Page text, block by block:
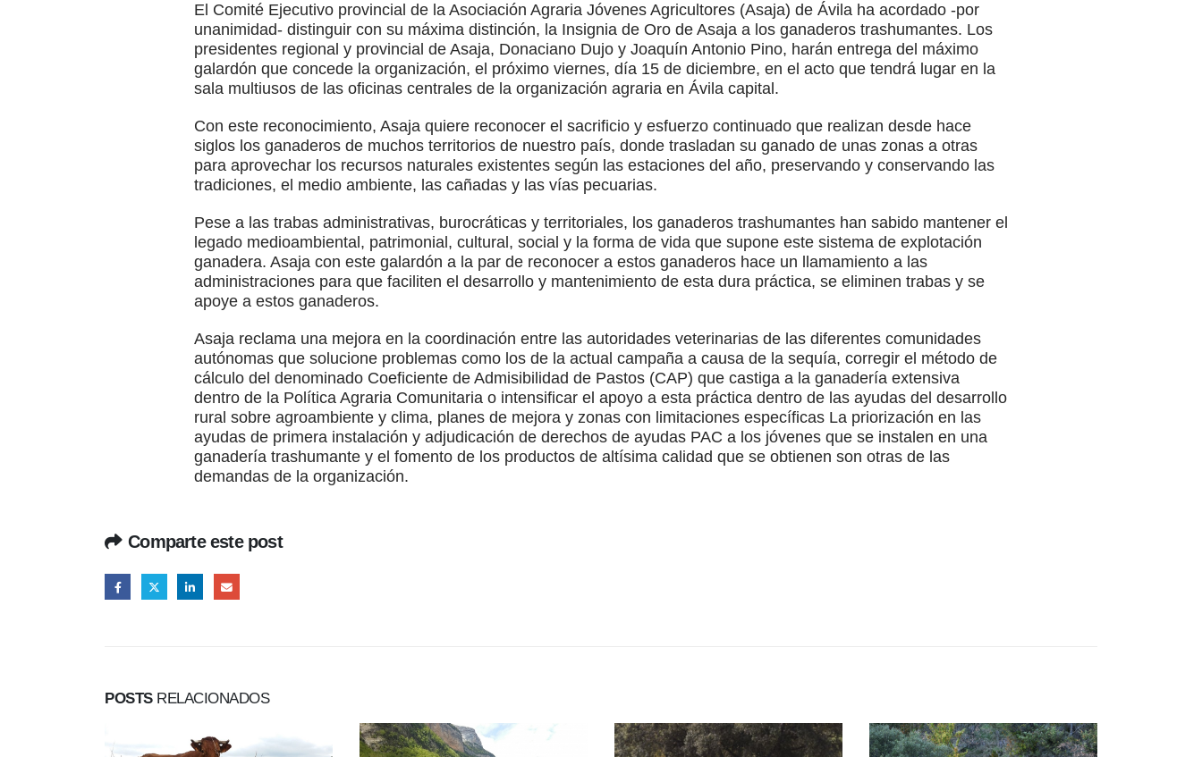
El Comité Ejecutivo provincial de la Asociación Agraria Jóvenes Agricultores (Asaja) de Ávila ha acordado -por
unanimidad- distinguir con su máxima distinción, la Insignia de Oro de Asaja a los ganaderos trashumantes. Los
presidentes regional y provincial de Asaja, Donaciano Dujo y Joaquín Antonio Pino, harán entrega del máximo
galardón que concede la organización, el próximo viernes, día 15 de diciembre, en el acto que tendrá lugar en la
sala multiusos de las oficinas centrales de la organización agraria en Ávila capital.
Con este reconocimiento, Asaja quiere reconocer el sacrificio y esfuerzo continuado que realizan desde hace
siglos los ganaderos de muchos territorios de nuestro país, donde trasladan su ganado de unas zonas a otras
para aprovechar los recursos naturales existentes según las estaciones del año, preservando y conservando las
tradiciones, el medio ambiente, las cañadas y las vías pecuarias.
Pese a las trabas administrativas, burocráticas y territoriales, los ganaderos trashumantes han sabido mantener el
legado medioambiental, patrimonial, cultural, social y la forma de vida que supone este sistema de explotación
ganadera. Asaja con este galardón a la par de reconocer a estos ganaderos hace un llamamiento a las
administraciones para que faciliten el desarrollo y mantenimiento de esta dura práctica, se eliminen trabas y se
apoye a estos ganaderos.
Asaja reclama una mejora en la coordinación entre las autoridades veterinarias de las diferentes comunidades
autónomas que solucione problemas como los de la actual campaña a causa de la sequía, corregir el método de
cálculo del denominado Coeficiente de Admisibilidad de Pastos (CAP) que castiga a la ganadería extensiva
dentro de la Política Agraria Comunitaria o intensificar el apoyo a esta práctica dentro de las ayudas del desarrollo
rural sobre agroambiente y clima, planes de mejora y zonas con limitaciones específicas La priorización en las
ayudas de primera instalación y adjudicación de derechos de ayudas PAC a los jóvenes que se instalen en una
ganadería trashumante y el fomento de los productos de altísima calidad que se obtienen son otras de las
demandas de la organización.
Comparte este post
POSTSRELACIONADOS